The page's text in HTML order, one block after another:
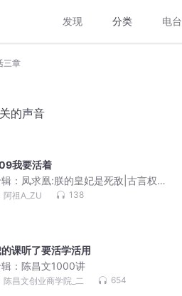
发现 分类 电台
三章
的声音
我要活着
： 凤求凰:朕的皇妃是死敌|古言权谋
爽文|真人免费
阿祖A_ZU 138
课听了要活学活用
： 陈昌文1000讲
陈昌文创业商学院_二 654